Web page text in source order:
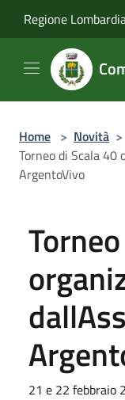
Regione
Home > Novità >
Torneo di Scala 40
ArgentoVivo
21 e 22 febbraio